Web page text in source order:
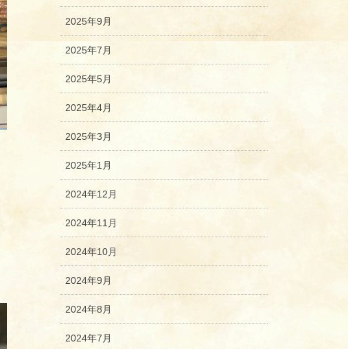
2025年9月
2025年7月
2025年5月
2025年4月
2025年3月
2025年1月
2024年12月
2024年11月
2024年10月
2024年9月
2024年8月
2024年7月